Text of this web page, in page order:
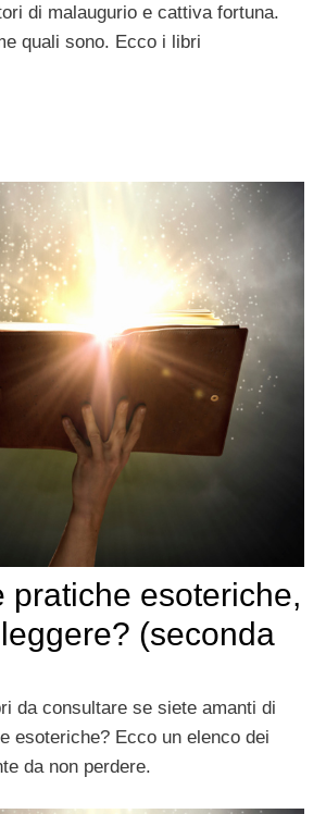
di malaugurio e cattiva fortuna.
quali sono. Ecco i libri
pratiche esoteriche,
(seconda
da consultare se siete amanti di
esoteriche? Ecco un elenco dei
da non perdere.